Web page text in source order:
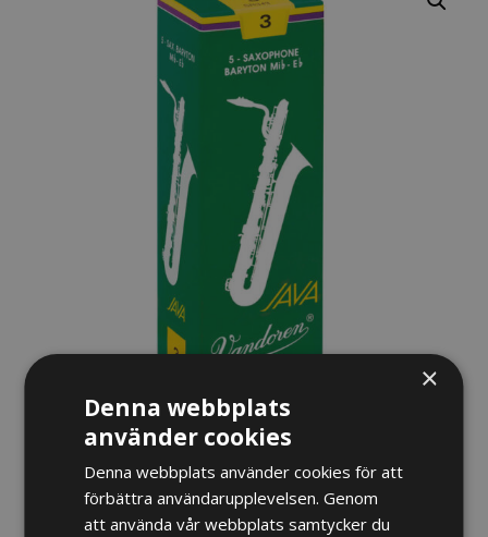
RÖR VANDOREN JAVA
BARYTONSAXOFON
×
Denna webbplats
använder cookies
Denna webbplats använder cookies för att
förbättra användarupplevelsen. Genom
att använda vår webbplats samtycker du